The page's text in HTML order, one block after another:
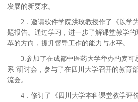
发展的新要求。
2．邀请软件学院洪玫教授作了《以学
题报告。通过学习，进一步了解课堂教学
革的方向，提升督导工作的能力与水平。
3.参加了在成都中医药大学举办的麦可
系”研讨会，参与了在四川大学召开的教育
流会。
4．修订了《四川大学本科课堂教学评